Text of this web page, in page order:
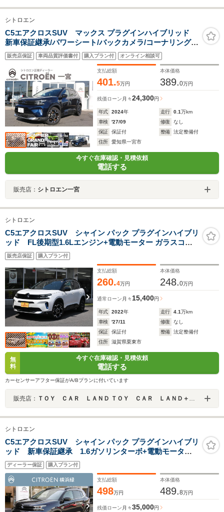
シトロエン
C5エアクロスSUV マックス プラグインハイブリッド
新車保証継承/パワーシート/バックカメラ/コーナリングセ
ンサー/電動テールゲート/LEDヘッドライト/アクティブク
ルーズコントロール/ブラインドスポットモニター/純正18
インチアルミホイール/フロントシートヒーター
販売店保証 車両品質評価書付 購入プラン付 オンライン相談可
支払総額
401.5万円
本体価格
389.0万円
残価ローン 月々24,300円
年式 2024年 走行 0.1万km
車検
'27/09 修復
なし
保証
保証付 整備
法定整備付
住所
愛知県一宮市
今すぐ在庫確認・見積依頼
電話する
販売店： シトロエン一宮
シトロエン
C5エアクロスSUV シャイン パック プラグインハイブリ
ッド FL後期型1.6Lエンジン+電動モーター ガラスコー
ティング済禁煙車 純正ナビTV 電動開閉SR ハイドロサス
黒革Pシート&ヒーター マッサージ機能 AppleCarPlay
ETCドラレコ Pアシスト セーフティB ACC BSM レーン
キープ
販売店保証 購入プラン付
支払総額
260.4万円
本体価格
248.0万円
通常ローン 月々15,400円
年式 2022年 走行 4.1万km
車検
'27/11 修復
なし
保証
保証付 整備
法定整備付
住所
滋賀県栗東市
無
料
今すぐ在庫確認・見積依頼
電話する
カーセンサーアフター保証がA/Bプランに付いています
販売店： ＴＯＹ ＣＡＲ ＬＡＮＤ ＴＯＹ ＣＡＲ ＬＡＮＤ＋ 栗東店
シトロエン
C5エアクロスSUV シャイン パック プラグインハイブリ
ッド 新車保証継承 1.6ガソリンターボ+電動モータ
ー サンルーフ ETC 自動ハイビームLED アクティ
ブクルコン ナッパレザーシート シートヒーター 後
カメラ 電動テールゲート リモートチャージ機能
ディーラー保証 購入プラン付
支払総額
498万円
本体価格
489.8万円
残価ローン 月々35,000円